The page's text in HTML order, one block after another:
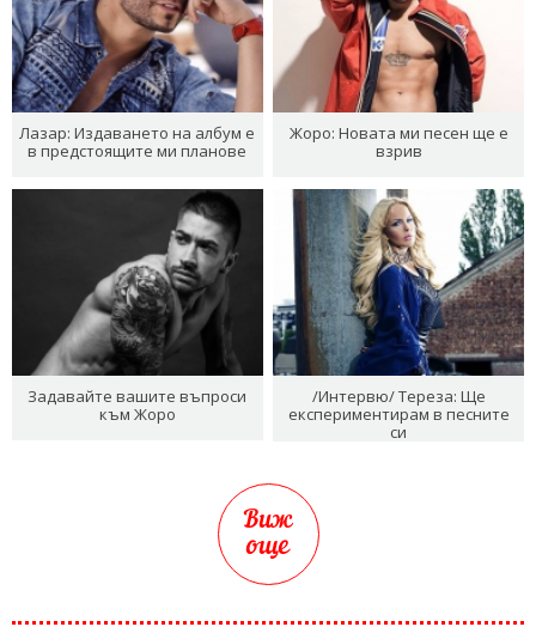
Лазар: Издаването на албум е
в предстоящите ми планове
Жоро: Новата ми песен ще е
взрив
Задавайте вашите въпроси
към Жоро
/Интервю/ Тереза: Ще
експериментирам в песните
си
Виж
още